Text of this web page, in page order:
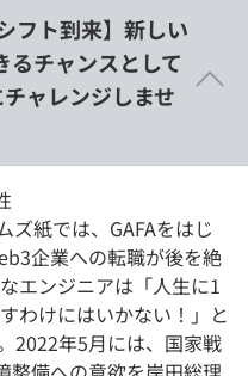
フト到来】新しい
るチャンスとして
ャレンジしませ
ズ紙では、GAFAをはじ
企業への転職が後を絶
エンジニアは「人生に1
わけにはいかない！」と
2022年5月には、国家戦